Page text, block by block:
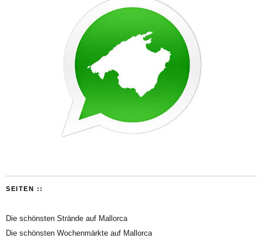
SEITEN ::
Die schönsten Strände auf Mallorca
Die schönsten Wochenmärkte auf Mallorca